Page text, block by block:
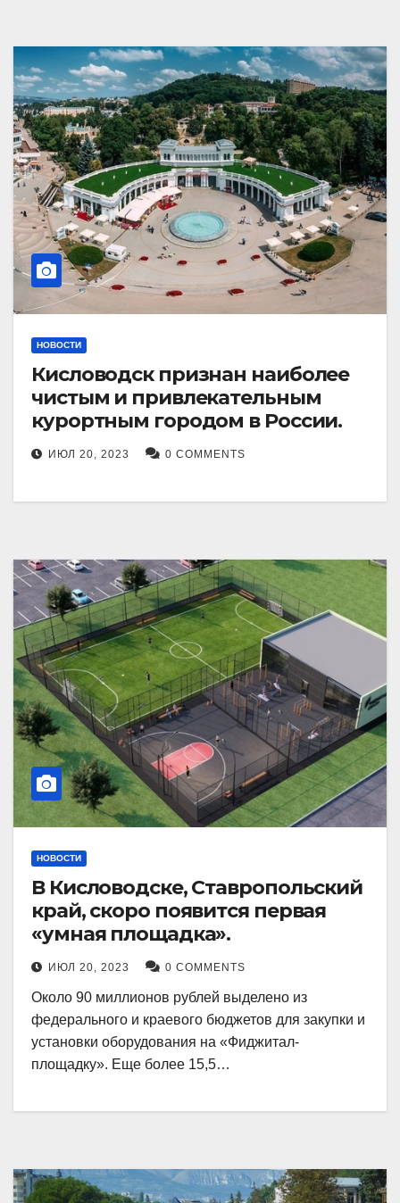
НОВОСТИ
Кисловодск признан наиболее
чистым и привлекательным
курортным городом в России.
ИЮЛ 20, 2023 0 COMMENTS
НОВОСТИ
В Кисловодске, Ставропольский
край, скоро появится первая
«умная площадка».
ИЮЛ 20, 2023 0 COMMENTS
Около 90 миллионов рублей выделено из
федерального и краевого бюджетов для закупки и
установки оборудования на «Фиджитал-
площадку». Еще более 15,5…